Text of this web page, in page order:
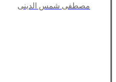
مصطفی شمس الدینی